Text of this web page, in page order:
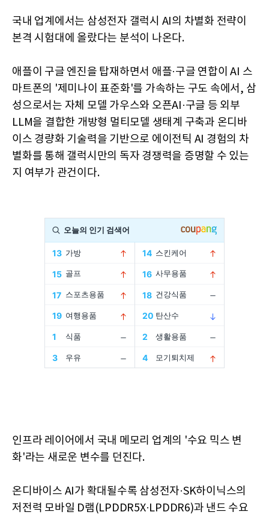
국내 업계에서는 삼성전자 갤럭시 AI의 차별화 전략이
본격 시험대에 올랐다는 분석이 나온다.
애플이 구글 엔진을 탑재하면서 애플·구글 연합이 AI 스
마트폰의 '제미나이 표준화'를 가속하는 구도 속에서, 삼
성으로서는 자체 모델 가우스와 오픈AI·구글 등 외부
LLM을 결합한 개방형 멀티모델 생태계 구축과 온디바
이스 경량화 기술력을 기반으로 에이전틱 AI 경험의 차
별화를 통해 갤럭시만의 독자 경쟁력을 증명할 수 있는
지 여부가 관건이다.
인프라 레이어에서 국내 메모리 업계의 '수요 믹스 변
화'라는 새로운 변수를 던진다.
온디바이스 AI가 확대될수록 삼성전자·SK하이닉스의
저전력 모바일 D램(LPDDR5X·LPDDR6)과 낸드 수요